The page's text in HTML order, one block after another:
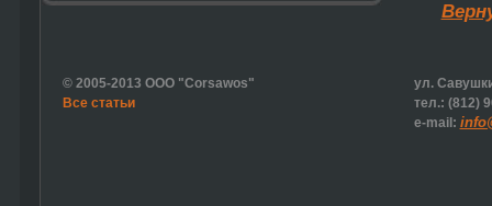
© 2005-2013 ООО "Corsawos"
Все статьи
ул.
тел.: (812)
e-mail: